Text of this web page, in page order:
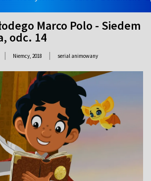
Marco Polo - Siedem
odc. 14
| Niemcy, 2018 | serial animowany